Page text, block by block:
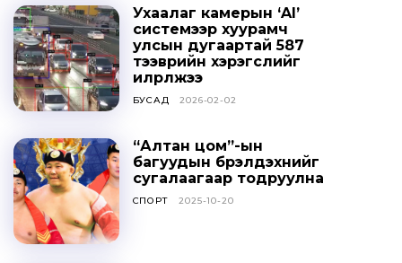
Ухаалаг камерын ‘AI’
системээр хуурамч
улсын дугаартай 587
тээврийн хэрэгслийг
илрүүлжээ
БУСАД 2026-02-02
“Алтан цом”-ын
багуудын бүрэлдэхүүнийг
сугалаагаар тодруулна
СПОРТ 2025-10-20